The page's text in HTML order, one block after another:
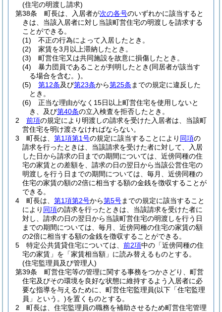
(住宅の明渡し請求)
第38条
町長は、入居者が次の各号のいずれかに該当すると
きは、当該入居者に対し当該町営住宅の明渡しを請求する
ことができる。
(1)
不正の行為によって入居したとき。
(2)
家賃を3月以上滞納したとき。
(3)
町営住宅又は共同施設を故意に損傷したとき。
(4)
暴力団員であることが判明したとき(同居者が該当す
る場合を含む。)。
(5)
第12条及び第23条から第25条 までの規定に違反した
とき。
(6)
正当な理由がなく15日以上町営住宅を使用しないと
き、及び第40条の立入検査を拒否したとき。
2
前項の規定により明渡しの請求を受けた入居者は、当該町
営住宅を明け渡さなければならない。
3
町長は、 第1項第1号の規定に該当することにより 同項の
請求を行ったときは、当該請求を受けた者に対して、入居
した日から請求の日までの期間については、近傍同種の住
宅の家賃との差額を、請求の日の翌日から当該公営住宅の
明渡しを行う日までの期間については、毎月、近傍同種の
住宅の家賃の額の2倍に相当する額の金銭を徴収することが
できる。
4
町長は、 第1項第2号から第5号までの規定に該当すること
により 同項の請求を行ったときは、当該請求を受けた者に
対し、請求の日の翌日から当該町営住宅の明渡しを行う日
までの期間については、毎月、近傍同種の住宅の家賃の額
の2倍に相当する額の金銭を徴収することができる。
5
特定公共賃貸住宅については、 前2項中の「近傍同種の住
宅の家賃」を「家賃相当額」に読み替えるものとする。
(住宅監理員及び管理人)
第39条
町営住宅等の管理に関する事務をつかさどり、町営
住宅及びその環境を良好な状態に維持するよう入居者に必
要な指導を与えるために、町営住宅監理員(以下「住宅監理
員」という。)を置くものとする。
2
町長は、住宅監理員の職務を補助させるため町営住宅管理